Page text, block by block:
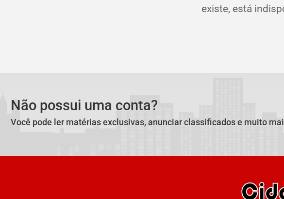
existe, está
Não possui uma conta?
Você pode ler matérias exclusivas, anunciar classificados e muito